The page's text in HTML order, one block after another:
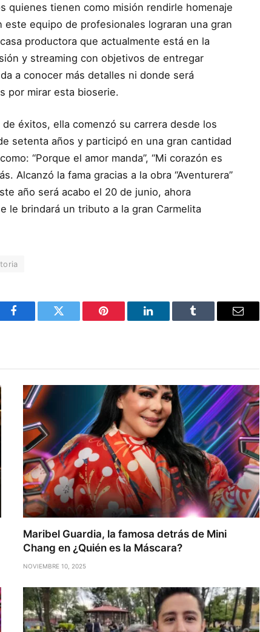
quienes tienen como misión rendirle homenaje
equipo de profesionales lograran una gran
productora que actualmente está en la
y streaming con objetivos de entregar
a conocer más detalles ni donde será
por mirar esta bioserie.
éxitos, ella comenzó su carrera desde los
setenta años y participó en una gran cantidad
“Porque el amor manda”, “Mi corazón es
Alcanzó la fama gracias a la obra “Aventurera”
año será acabo el 20 de junio, ahora
le brindará un tributo a la gran Carmelita
Facebook Twitter Pinterest LinkedIn Tumblr Email
Maribel Guardia, la famosa detrás de Mini
Chang en ¿Quién es la Máscara?
NOVIEMBRE 10, 2025